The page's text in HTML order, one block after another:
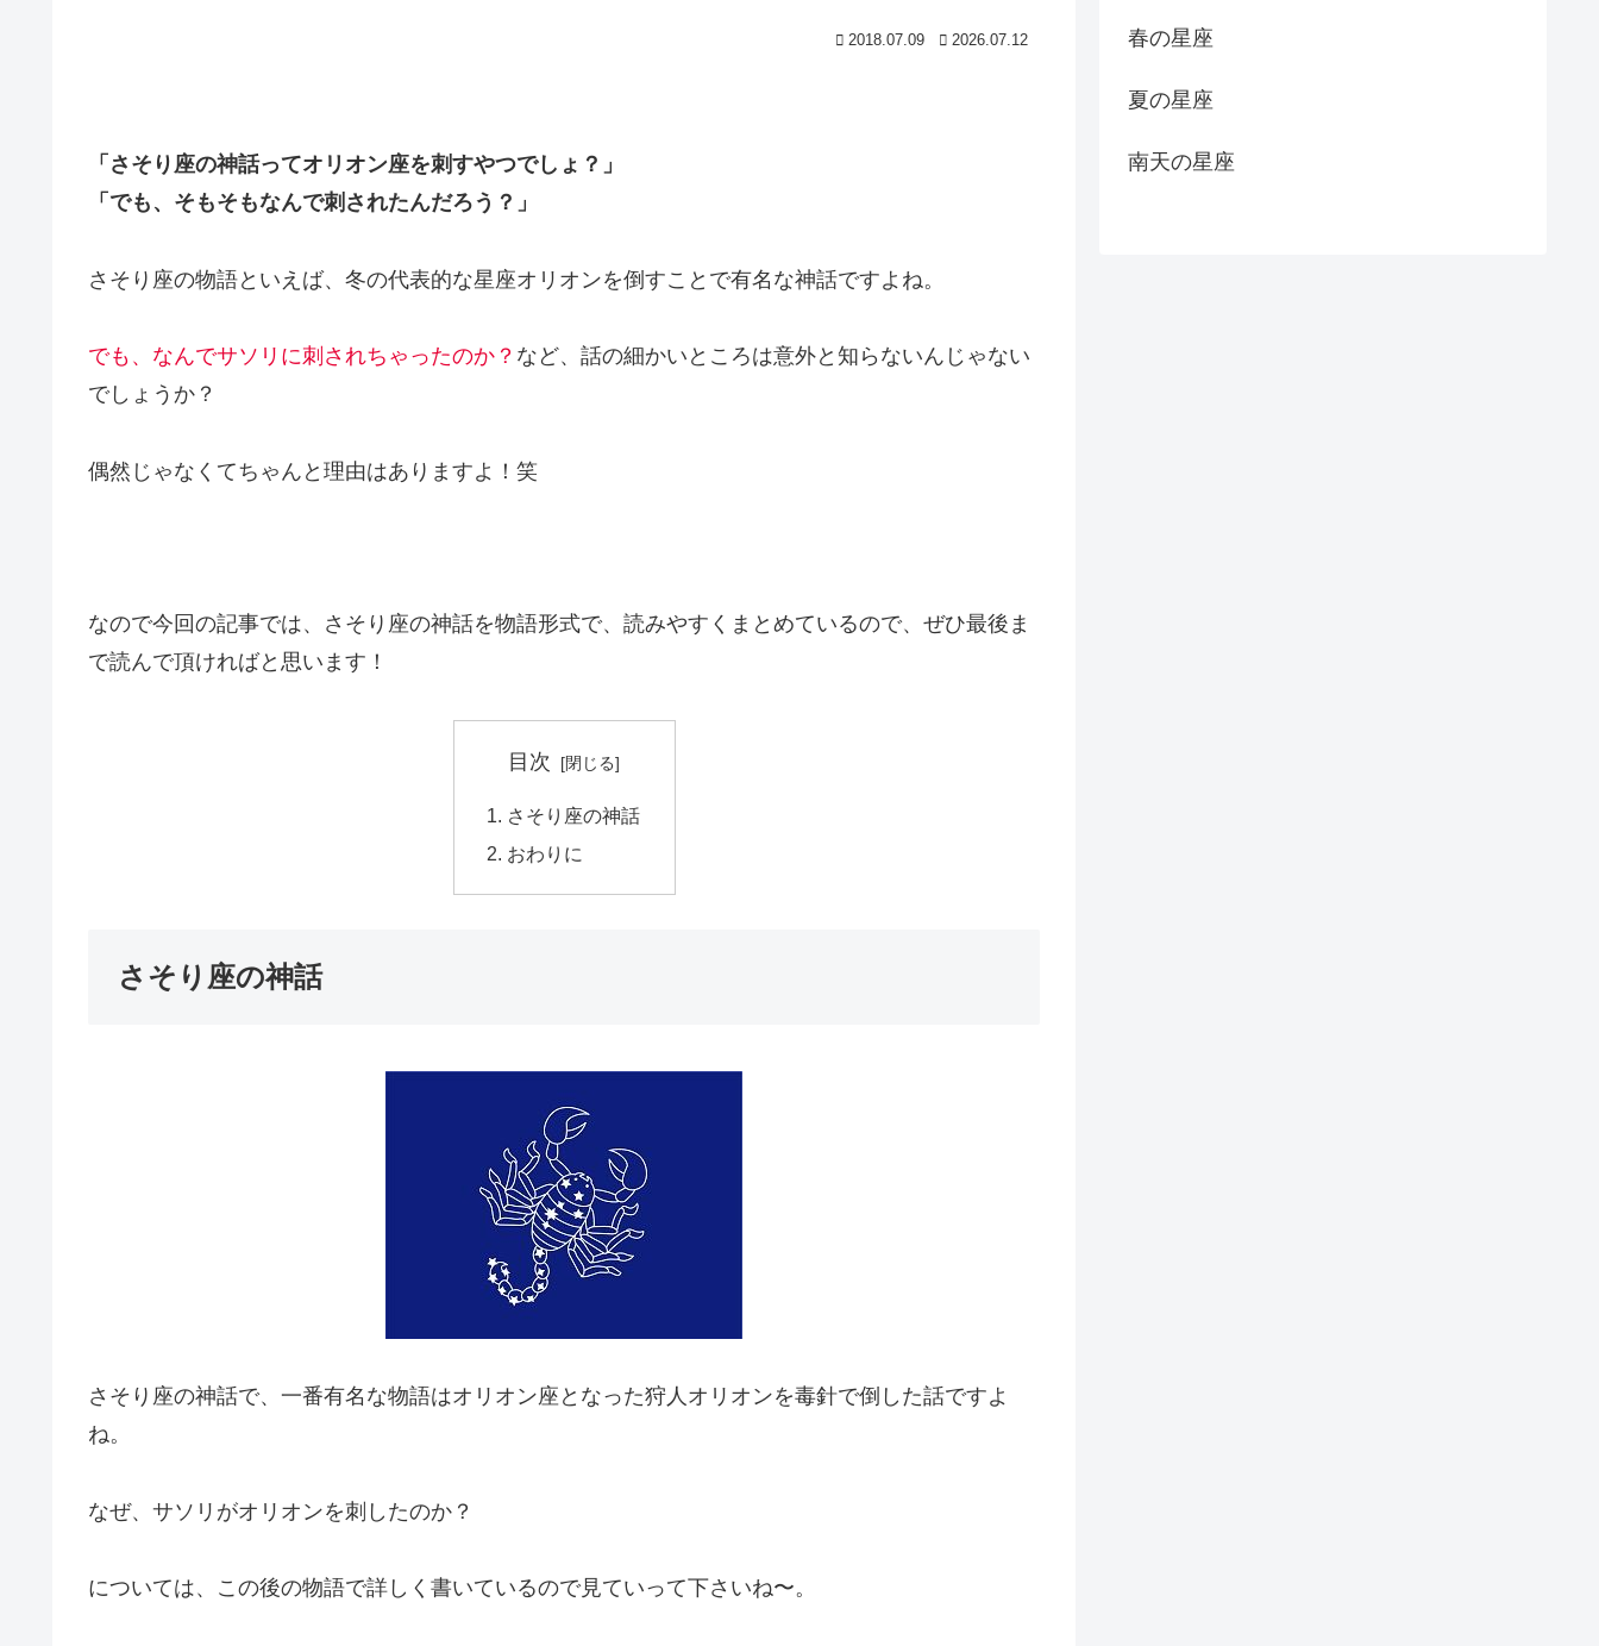
2018.07.09 2026.07.12
「さそり座の神話ってオリオン座を刺すやつでしょ？」
「でも、そもそもなんで刺されたんだろう？」
さそり座の物語といえば、冬の代表的な星座オリオンを倒すことで有名な神話ですよね。
でも、なんでサソリに刺されちゃったのか？ など、話の細かいところは意外と知らないんじゃない
でしょうか？
偶然じゃなくてちゃんと理由はありますよ！笑
なので今回の記事では、 さそり座の神話を物語形式で、読みやすくまとめているので、ぜひ最後ま
で読んで頂ければと思います！
目次
さそり座の神話
おわりに
さそり座の神話
さそり座の神話で、一番有名な物語はオリオン座となった狩人オリオンを毒針で倒した話ですよ
ね。
なぜ、サソリがオリオンを刺したのか？
については、この後の物語で詳しく書いているので見ていって下さいね〜。
春の星座
夏の星座
南天の星座